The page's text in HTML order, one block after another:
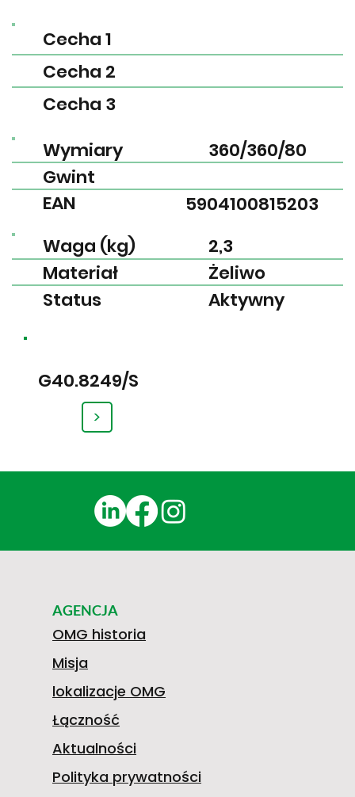
G40.8249/S
>
EAN
Gwint
Wymiary
5904100815203
360/360/80
Waga (kg)
Materiał
Status
2,3
Żeliwo
Aktywny
Cecha 1
Cecha 2
Cecha 3
AGENCJA
OMG historia
Misja
lokalizacje OMG
Łączność
Aktualności
Polityka prywatności